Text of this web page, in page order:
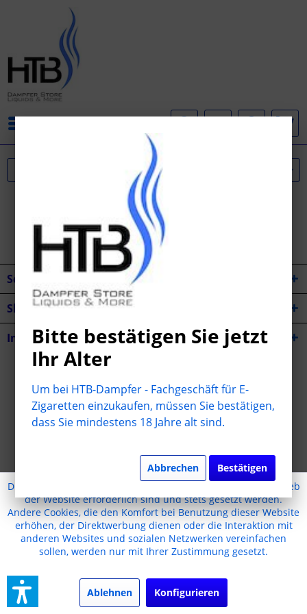
Service Hotline
Shop Service
Informationen
Cookie-Einstellungen Jugendschutz
Kontakt
Versand und Zahlungsbedingungen
Widerrufsrecht
Erstellt mit Liebe ❤
Diese Website benutzt Cookies, die für den technischen Betrieb
der Website erforderlich sind und stets gesetzt werden.
Andere Cookies, die den Komfort bei Benutzung dieser Website
erhöhen, der Direktwerbung dienen oder die Interaktion mit
anderen Websites und sozialen Netzwerken vereinfachen
sollen, werden nur mit Ihrer Zustimmung gesetzt.
Ablehnen Konfigurieren
Bitte bestätigen Sie jetzt
Ihr Alter
Um bei HTB-Dampfer - Fachgeschäft für E-
Zigaretten einzukaufen, müssen Sie bestätigen,
dass Sie mindestens 18 Jahre alt sind.
Abbrechen Bestätigen